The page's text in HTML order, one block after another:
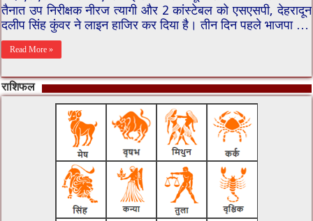
तैनात उप निरीक्षक नीरज त्यागी और 2 कांस्टेबल को एसएसपी, देहरादून
दलीप सिंह कुंवर ने लाइन हाजिर कर दिया है। तीन दिन पहले भाजपा …
Read More »
राशिफल